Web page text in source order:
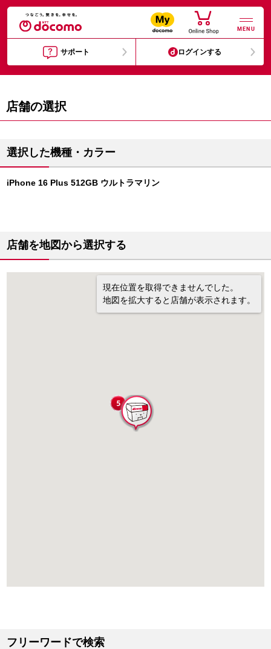
MENU
サポート ログインする
店舗の選択
選択した機種・カラー
iPhone 16 Plus 512GB ウルトラマリン
店舗を地図から選択する
現在位置を取得できませんでした。
地図を拡大すると店舗が表示されます。
フリーワードで検索